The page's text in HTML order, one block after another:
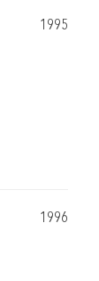
1995
1996